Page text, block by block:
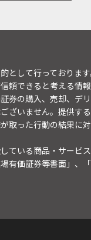
として行っております
頼できると考える情
券の購入、売却、デ
ざいません。提供す
取った行動の結果に
ている商品・サービ
有価証券等書面」